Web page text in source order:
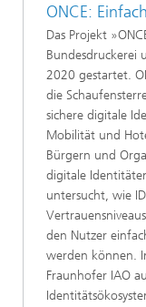
ONCE:
Das Projekt
Bundesdruckerei
2020 gestartet.
die
sichere digitale
Mobilität und
Bürgern und
digitale
untersucht, wie
den Nutzer
werden können.
Fraunhofer IAO